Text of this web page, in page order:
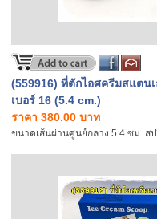
(559916) ที่ตักไอศครีมสแตน
เบอร์ 16 (5.4 cm.)
ราคา 380.00 บาท
ขนาดเส้นผ่านศูนย์กลาง 5.4 ซม. ส